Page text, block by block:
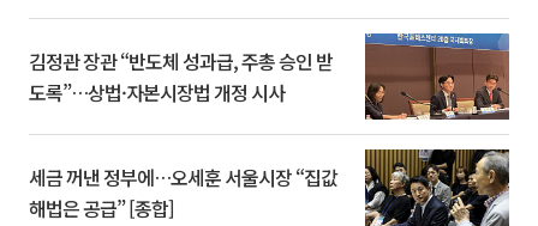
김정관 장관 “반도체 성과급, 주총 승인 받
도록”…상법·자본시장법 개정 시사
세금 꺼낸 정부에…오세훈 서울시장 “집값
해법은 공급” [종합]